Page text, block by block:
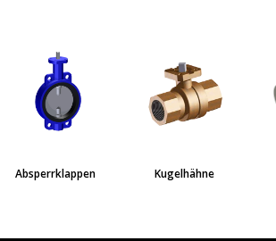
Absperrklappen Kugelhähne